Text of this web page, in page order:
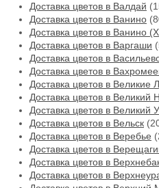
Доставка цветов в Валдай
Доставка цветов в Ванино
Доставка цветов в Ванино
Доставка цветов в Варгаши
Доставка цветов в
Доставка цветов в
Доставка цветов в Великие
Доставка цветов в Великий
Доставка цветов в Великий
Доставка цветов в Вельск
Доставка цветов в Веребье
Доставка цветов в
Доставка цветов в
Доставка цветов в